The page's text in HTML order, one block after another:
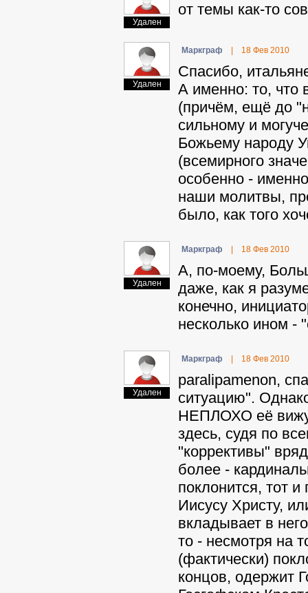
Удален
от темы как-то
Удален
Mapкгpaф 18 Фев 2010
Спасибо,
А именно: то, что
(причём, ещё до
сильному и
Божьему
(всемирного
особенно -
наши молитвы,
было, как того
Удален
Mapкгpaф 18 Фев 2010
А, по-моему,
даже, как я
конечно,
несколько ином -
Удален
Mapкгpaф 18 Фев 2010
paralipamenon,
ситуацию".
НЕПЛОХО её
здесь, судя по
"коррективы"
более -
поклонится, тот
Иисусу Христу,
вкладывает в
то - несмотря на
(фактически)
концов, одержит